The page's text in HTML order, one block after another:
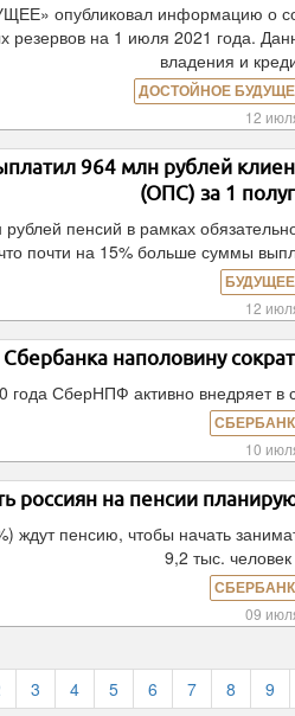
опубликовал информацию о
резервов на 1 июля 2021 года.
владения и
ДОСТОЙНОЕ
12
964 млн рублей
(ОПС) за 1
пенсий в рамках
почти на 15% больше суммы
12
наполовину
года СберНПФ активно внедряет в
10
россиян на пенсии
ждут пенсию, чтобы начать
9,2 тыс.
09
3 4 5 6 7 8 9